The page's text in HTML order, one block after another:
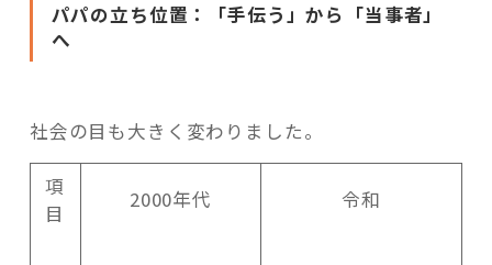
パパの立ち位置：「手伝う」から「当事者」
へ
社会の目も大きく変わりました。
項
目
2000年代 令和